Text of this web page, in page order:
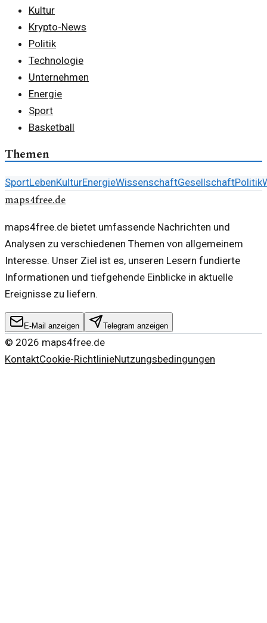
Kultur
Krypto-News
Politik
Technologie
Unternehmen
Energie
Sport
Basketball
Themen
SportLebenKulturEnergieWissenschaftGesellschaftPolitik
maps4free.de
maps4free.de bietet umfassende Nachrichten und
Analysen zu verschiedenen Themen von allgemeinem
Interesse. Unser Ziel ist es, unseren Lesern fundierte
Informationen und tiefgehende Einblicke in aktuelle
Ereignisse zu liefern.
E-Mail anzeigen Telegram anzeigen
© 2026 maps4free.de
KontaktCookie-RichtlinieNutzungsbedingungen